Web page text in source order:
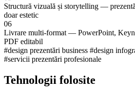
Structură vizuală și storytelling —
doar estetic
06
Livrare multi-format — PowerPoint,
PDF editabil
#design prezentări business #design
#servicii prezentări profesionale
Tehnologii folosite